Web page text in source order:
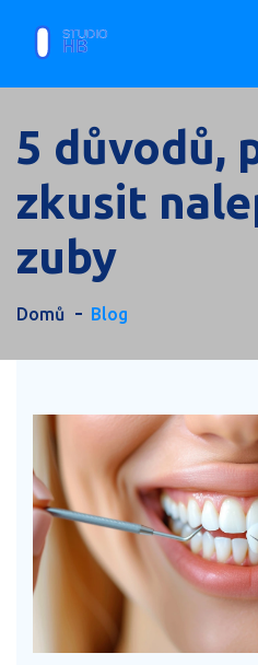
5 důvodů,
zkusit
zuby
Domů Blog